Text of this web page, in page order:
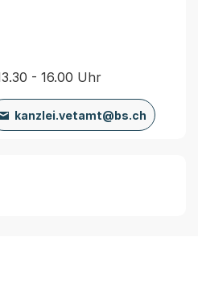
- 16.00 Uhr
kanzlei.vetamt@bs.ch